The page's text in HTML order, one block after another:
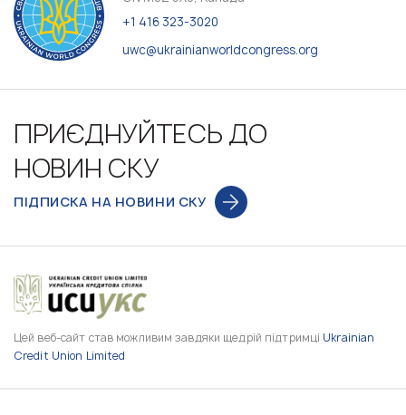
+1 416 323-3020
uwc@ukrainianworldcongress.org
ПРИЄДНУЙТЕСЬ ДО
НОВИН СКУ
ПІДПИСКА НА НОВИНИ СКУ
Цей веб-сайт став можливим завдяки щедрій підтримці Ukrainian
Credit Union Limited